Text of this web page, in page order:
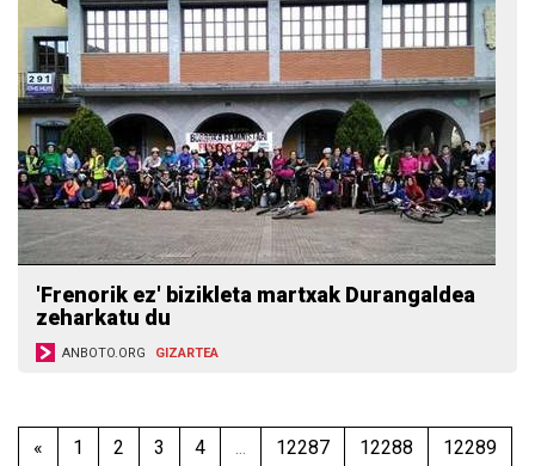
'Frenorik ez' bizikleta martxak Durangaldea
zeharkatu du
ANBOTO.ORG GIZARTEA
« 1 2 3 4 ... 12287 12288
12289